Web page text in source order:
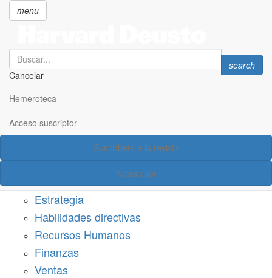
principal
menu
Search
Cancelar
Search
search
Hemeroteca
Acceso suscriptor
Suscríbete a la revista
Newsletter
Acceso suscriptor
Estrategia
Habilidades directivas
Recursos Humanos
Finanzas
Ventas